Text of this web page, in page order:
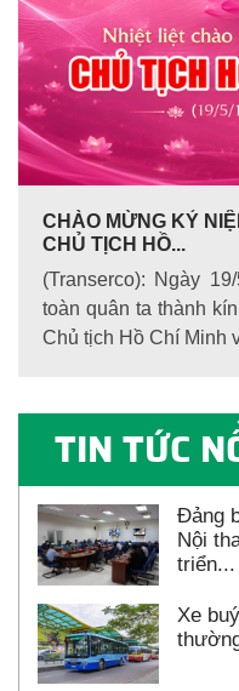
CHÀO MỪNG KỶ
CHỦ TỊCH HỒ...
(Transerco): Ngày
toàn quân ta thành
Chủ tịch Hồ Chí Minh
TIN TỨC
Đảng
Nội
triển...
Xe